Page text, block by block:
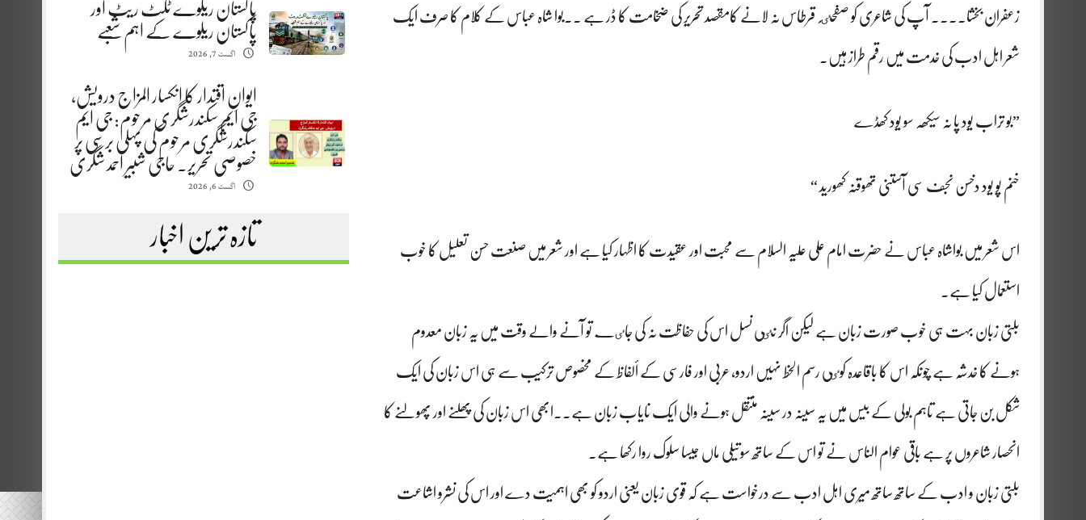
پاکستان ریلوے ٹکٹ ریٹ اور
پاکستان ریلوے کے اہم شعبے
اگست 7, 2026
ایوانِ اقتدار کا انکسار المزاج درویش،
جی ایم سکندرشگری مرحوم: جی ایم
سکندرشگری مرحوم کی پہلی برسی پر
خصوصی تحریر. حاجی شبیر احمد شگری
اگست 6, 2026
تازہ ترین اخبار
زعفران بخشا۔۔۔۔ آپ کی شاعری کو صفحٸہ قرطاس نہ لانے کامقصد تحریر کی ضخامت کا ڈر ہے ۔۔بوا شاہ عباس کے کلام کا صرف ایک
شعر اہل ادب کی خدمت میں رقم طراز ہیں۔
”بو تراب یود پا نہ سیکھہ سو یود کھڈے
خنم پو یود دخسن نجف سی آستنی تھوقنہ کھورید “
اس شعر میں بواشاہ عباس نے حضرت امام علی علیہ السلام سے محبت اور عقیدت کا اظہار کیا ہے اور شعر میں صنعت حسن تعلیل کا خوب
استعمال کیا ہے۔
بلتی زبان بہت ہی خوب صورت زبان ہے لیکن اگر نٸی نسل اس کی حفاظت نہ کی جاٸے تو آنے والے وقت میں یہ زبان معدوم
ہونے کا خدشہ ہے چونکہ اس کا باقاعدہ کوٸی رسم الخط نہیں اردو، عربی اور فارسی کے ألفاظ کے مخصوص ترکیب سے ہی اس زبان کی ایک
شکل بن جاتی ہے تاہم بولی کے بیس میں یہ سینہ در سینہ منتقل ہونے والی ایک نایاب زبان ہے۔۔ابھی اس زبان کی پھلنے اور پھولنے کا
انحصار شاعروں پر ہے باقی عوام الناس نے تو اس کے ساتھ سوتیلی ماں جیسا سلوک روا رکھا ہے۔
بلتی زبان و ادب کے ساتھ ساتھ میری اہل ادب سے درخواست ہے کہ قوی زبان یعنی اردو کو بھی اہمیت دے اور اس کی نشرو اشاعت